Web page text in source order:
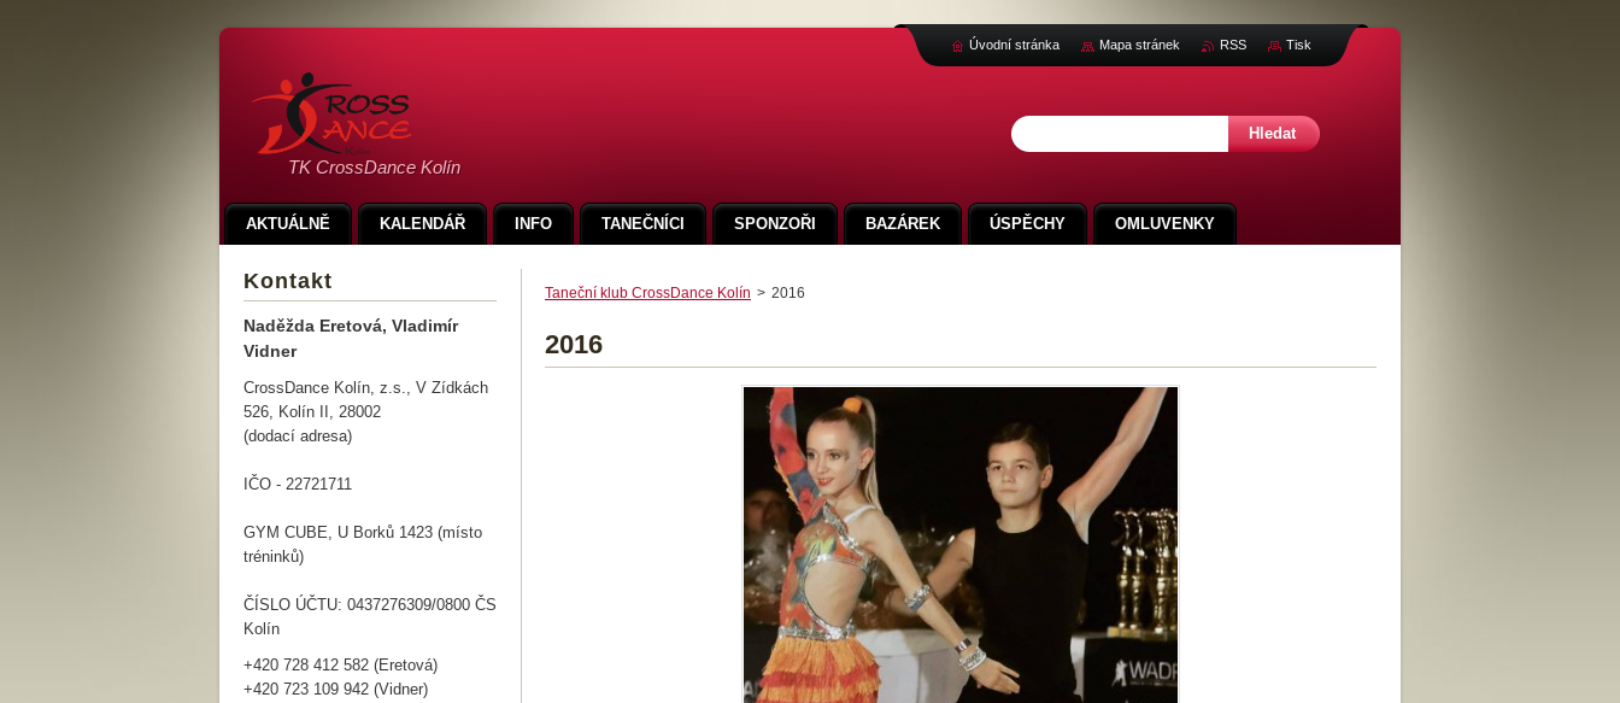
TK CrossDance Kolín
Taneční klub CrossDance Kolín > 2016
2016
Kontakt
Naděžda Eretová, Vladimír
Vidner
CrossDance Kolín, z.s., V Zídkách
526, Kolín II, 28002
(dodací adresa)
IČO - 22721711
GYM CUBE, U Borků 1423 (místo
tréninků)
ČÍSLO ÚČTU: 0437276309/0800 ČS
Kolín
+420 728 412 582 (Eretová)
+420 723 109 942 (Vidner)
AKTUÁLNĚ KALENDÁŘ INFO TANEČNÍCI SPONZOŘI BAZÁREK ÚSPĚCHY OMLUVENKY
Úvodní stránka Mapa stránek RSS Tisk